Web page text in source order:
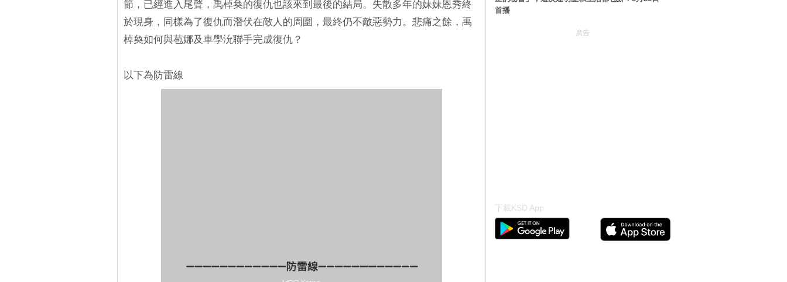
節，已經進入尾聲，禹棹奐的復仇也該來到最後的結局。失散多年的妹妹恩秀終
於現身，同樣為了復仇而潛伏在敵人的周圍，最終仍不敵惡勢力。悲痛之餘，禹
棹奐如何與苞娜及車學沇聯手完成復仇？
以下為防雷線
首播
廣告
下載KSD App